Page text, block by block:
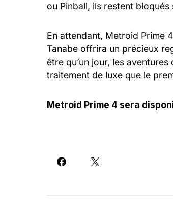
ou Pinball, ils restent
En attendant, Metroid Prime
Tanabe offrira un précieux
être qu’un jour, les
traitement de luxe que le
Metroid Prime 4 sera